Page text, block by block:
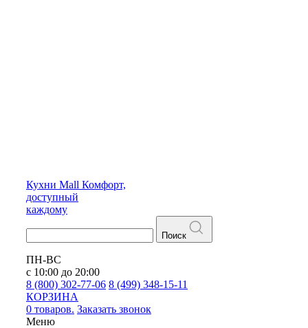
Кухни Mall Комфорт,
доступный
каждому
Поиск
ПН-ВС
с 10:00 до 20:00
8 (800) 302-77-06 8 (499) 348-15-11
КОРЗИНА
0 товаров. Заказать звонок
Меню